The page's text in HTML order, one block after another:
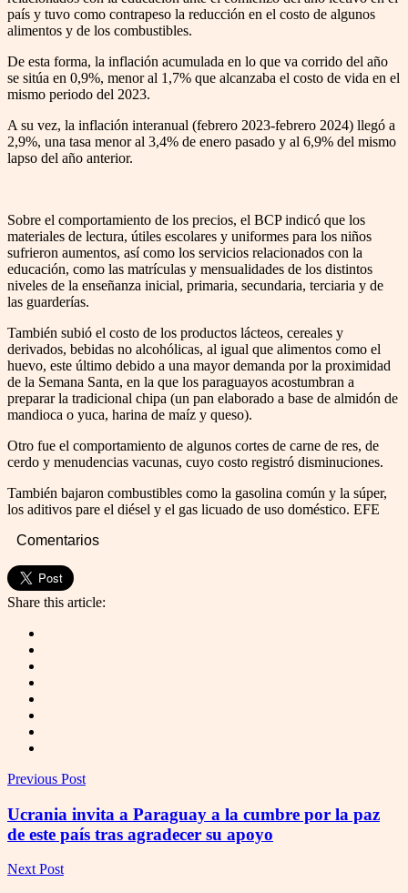
país y tuvo como contrapeso la reducción en el costo de algunos
alimentos y de los combustibles.
De esta forma, la inflación acumulada en lo que va corrido del año
se sitúa en 0,9%, menor al 1,7% que alcanzaba el costo de vida en el
mismo periodo del 2023.
A su vez, la inflación interanual (febrero 2023-febrero 2024) llegó a
2,9%, una tasa menor al 3,4% de enero pasado y al 6,9% del mismo
lapso del año anterior.
Sobre el comportamiento de los precios, el BCP indicó que los
materiales de lectura, útiles escolares y uniformes para los niños
sufrieron aumentos, así como los servicios relacionados con la
educación, como las matrículas y mensualidades de los distintos
niveles de la enseñanza inicial, primaria, secundaria, terciaria y de
las guarderías.
También subió el costo de los productos lácteos, cereales y
derivados, bebidas no alcohólicas, al igual que alimentos como el
huevo, este último debido a una mayor demanda por la proximidad
de la Semana Santa, en la que los paraguayos acostumbran a
preparar la tradicional chipa (un pan elaborado a base de almidón de
mandioca o yuca, harina de maíz y queso).
Otro fue el comportamiento de algunos cortes de carne de res, de
cerdo y menudencias vacunas, cuyo costo registró disminuciones.
También bajaron combustibles como la gasolina común y la súper,
los aditivos pare el diésel y el gas licuado de uso doméstico. EFE
Comentarios
Share this article:
Previous Post
Ucrania invita a Paraguay a la cumbre por la paz
de este país tras agradecer su apoyo
Next Post